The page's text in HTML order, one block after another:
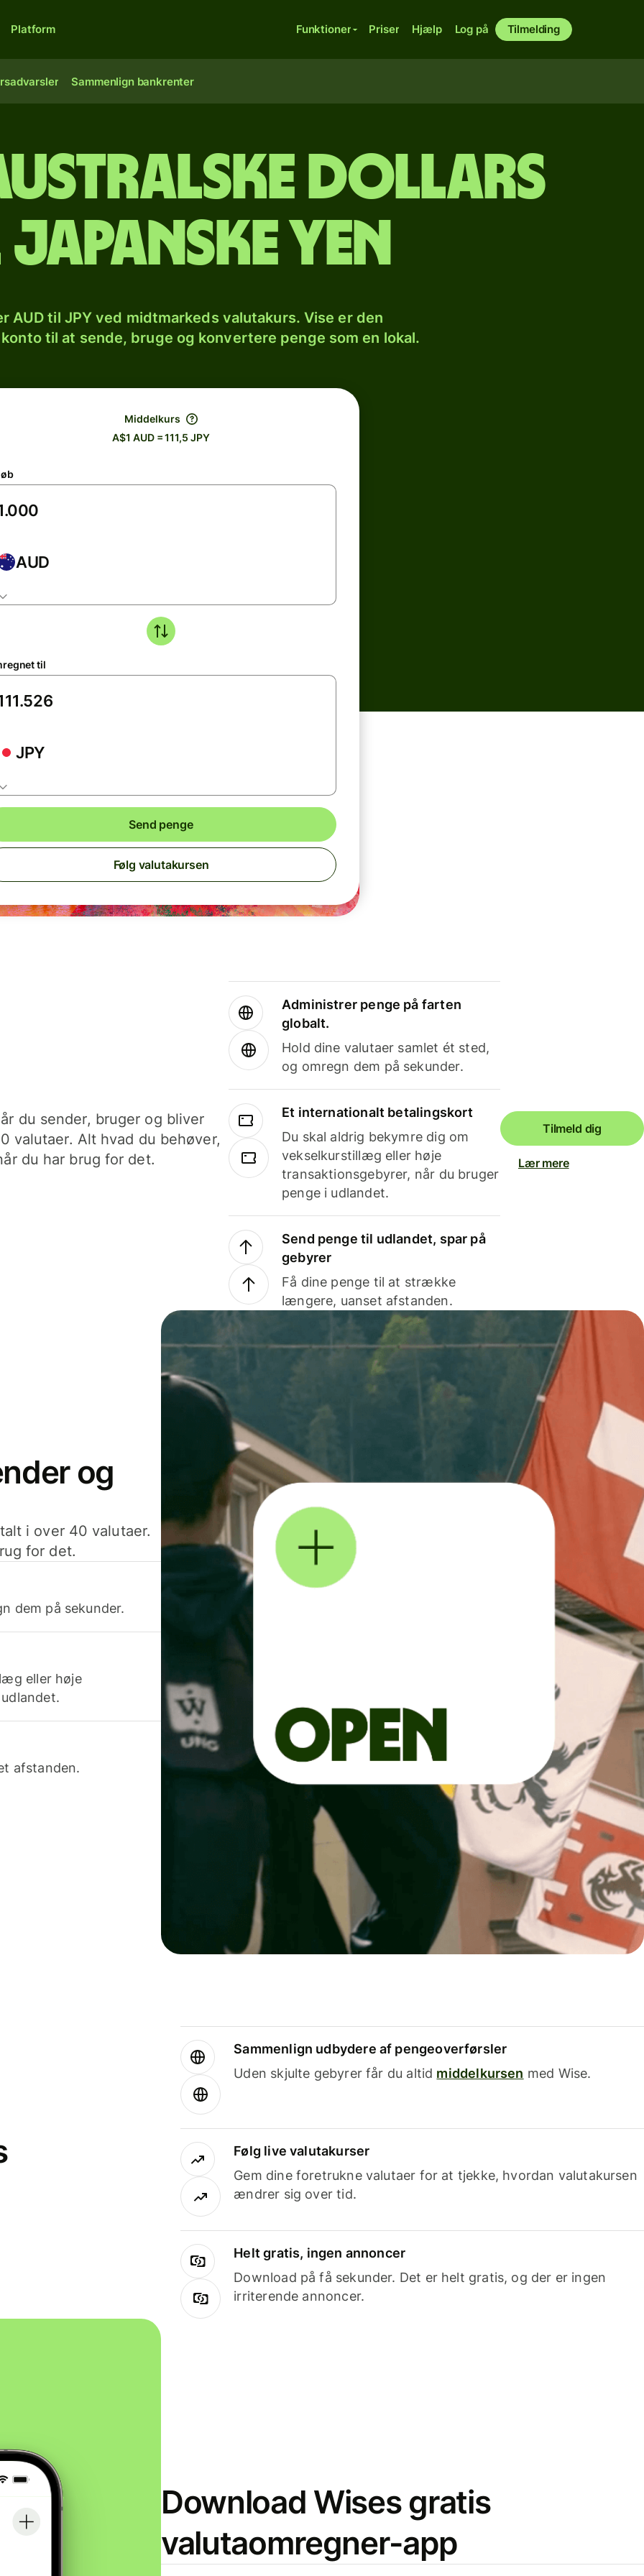
Platform Funktioner Priser Hjælp Log på Tilmelding
Sammenlign bankrenter
dollars
yen
AUD til JPY ved midtmarkeds valutakurs. Vise er den
til at sende, bruge og konvertere penge som en lokal.
Middelkurs
A$1 AUD = 111,5 JPY
AUD
til
JPY
Send penge
Følg valutakursen
du sender, bruger og bliver
valutaer. Alt hvad du behøver,
du har brug for det.
Administrer penge på farten
globalt.
Hold dine valutaer samlet ét sted,
og omregn dem på sekunder.
Et internationalt betalingskort
Du skal aldrig bekymre dig om
vekselkurstillæg eller høje
transaktionsgebyrer, når du bruger
penge i udlandet.
Send penge til udlandet, spar på
gebyrer
Få dine penge til at strække
længere, uanset afstanden.
Tilmeld dig
Lær mere
og
i over 40 valutaer.
for det.
dem på sekunder.
eller høje
afstanden.
Sammenlign udbydere af pengeoverførsler
Uden skjulte gebyrer får du altid middelkursen med Wise.
Følg live valutakurser
Gem dine foretrukne valutaer for at tjekke, hvordan valutakursen
ændrer sig over tid.
Helt gratis, ingen annoncer
Download på få sekunder. Det er helt gratis, og der er ingen
irriterende annoncer.
Download Wises gratis
valutaomregner-app